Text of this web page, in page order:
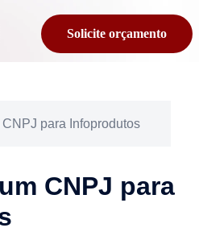
Solicite orçamento
para Infoprodutos
CNPJ para